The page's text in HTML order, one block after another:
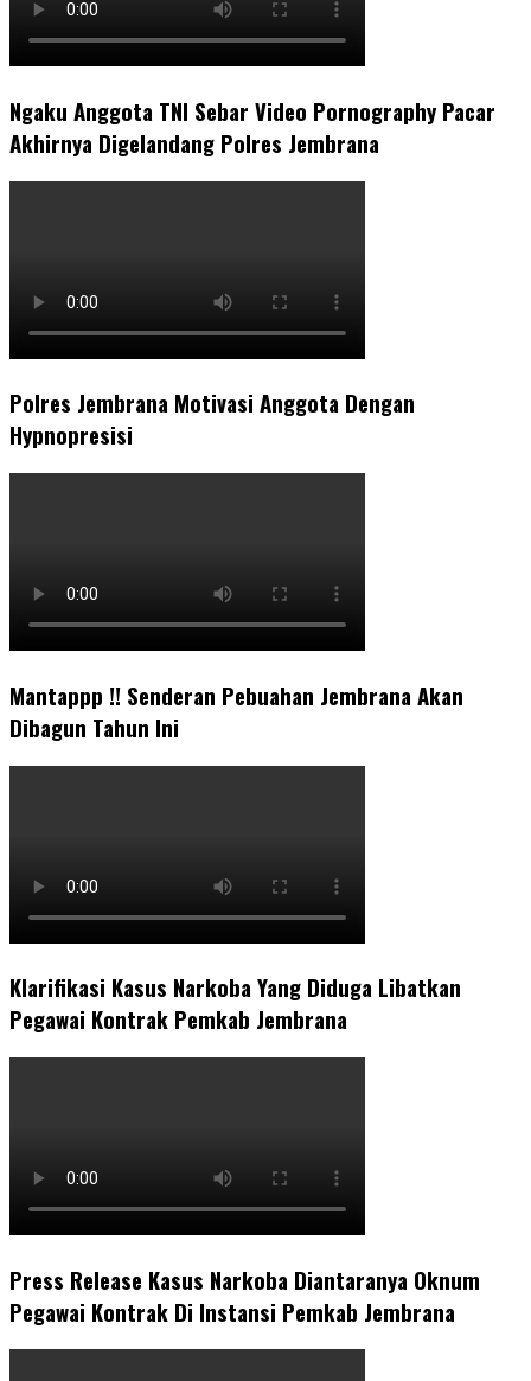
Ngaku Anggota TNI Sebar Video Pornography Pacar
Akhirnya Digelandang Polres Jembrana
Polres Jembrana Motivasi Anggota Dengan
Hypnopresisi
Mantappp !! Senderan Pebuahan Jembrana Akan
Dibagun Tahun Ini
Klarifikasi Kasus Narkoba Yang Diduga Libatkan
Pegawai Kontrak Pemkab Jembrana
Press Release Kasus Narkoba Diantaranya Oknum
Pegawai Kontrak Di Instansi Pemkab Jembrana